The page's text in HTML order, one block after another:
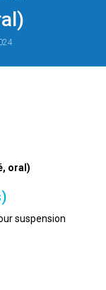
oral)
suspension